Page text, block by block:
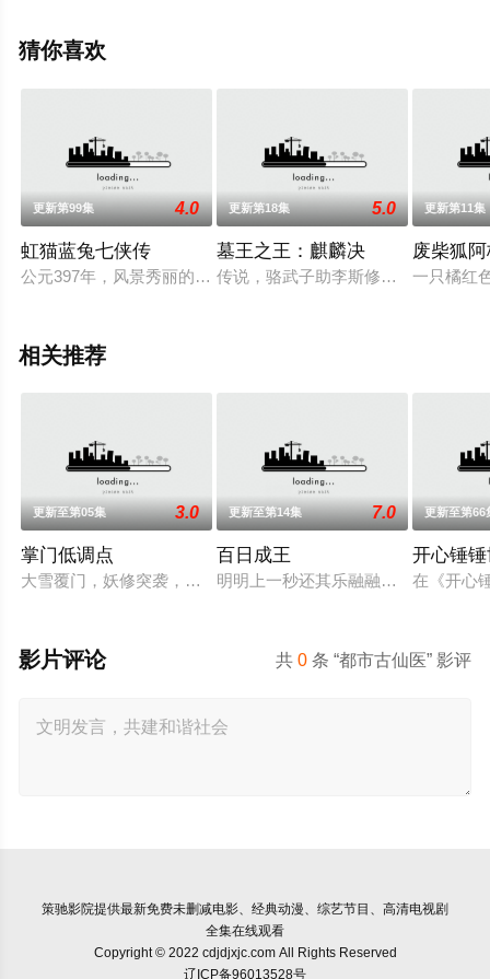
猜你喜欢
更新第99集 4.0
虹猫蓝兔七侠传
公元397年，风景秀丽的张家界，以黑心虎为首的魔教放火烧山
更新第18集 5.0
墓王之王：麒麟决
传说，骆武子助李斯修成秦始皇陵，
更新第11集
废柴狐
一只橘红
相关推荐
更新至第05集 3.0
掌门低调点
大雪覆门，妖修突袭，屠尽墨门，少年路朝歌痛失至亲，绝境
更新至第14集 7.0
百日成王
明明上一秒还其乐融融的餐厅，下
更新至第66
开心锤
在《开心
共0 条 “都市古仙医” 影评
影片评论
策驰影院提供最新免费未删减电影、经典动漫、综艺节目、高清电视剧
全集在线观看
Copyright © 2022 cdjdjxjc.com All Rights Reserved
辽ICP备96013528号